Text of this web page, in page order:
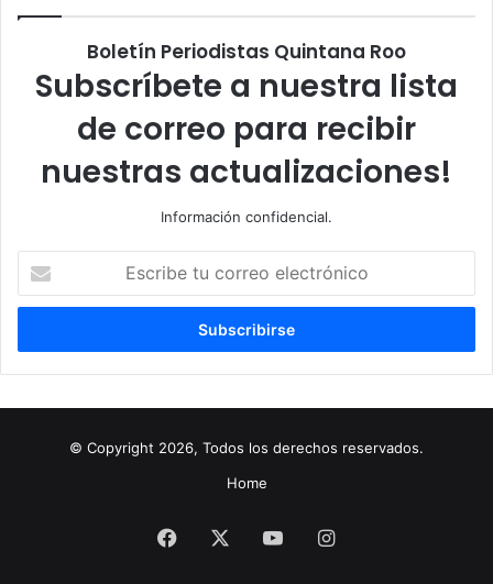
Boletín Periodistas Quintana Roo
Subscríbete a nuestra lista
de correo para recibir
nuestras actualizaciones!
Información confidencial.
correo
© Copyright 2026, Todos los derechos reservados.
Home
Facebook YouTubeInstagram